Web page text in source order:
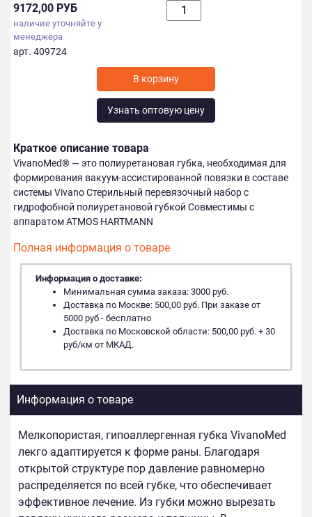
9172,00 РУБ
наличие уточняйте у
менеджера
арт. 409724
Узнать оптовую цену
Краткое описание товара
VivanoMed® — это полиуретановая губка, необходимая для
формирования вакуум-ассистированной повязки в составе
системы Vivano Стерильный перевязочный набор с
гидрофобной полиуретановой губкой Совместимы с
аппаратом ATMOS HARTMANN
Полная информация о товаре
Информация о доставке:
Минимальная сумма заказа: 3000 руб.
Доставка по Москве: 500,00 руб. При заказе от
5000 руб - бесплатно
Доставка по Московской области: 500,00 руб. + 30
руб/км от МКАД.
Информация о товаре
Мелкопористая, гипоаллергенная губка VivanoMed
лекго адаптируется к форме раны. Благодаря
открытой структуре пор давление равномерно
распределяется по всей губке, что обеспечивает
эффективное лечение. Из губки можно вырезать